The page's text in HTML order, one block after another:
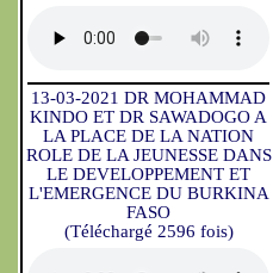
13-03-2021 DR MOHAMMAD
KINDO ET DR SAWADOGO A
LA PLACE DE LA NATION
ROLE DE LA JEUNESSE DANS
LE DEVELOPPEMENT ET
L'EMERGENCE DU BURKINA
FASO
(Téléchargé 2596 fois)